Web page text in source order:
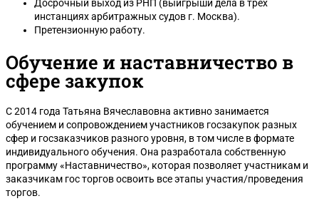
Досрочный выход из РНП (выигрыши дела в трех
инстанциях арбитражных судов г. Москва).
Претензионную работу.
Обучение и наставничество в
сфере закупок
С 2014 года Татьяна Вячеславовна активно занимается
обучением и сопровождением участников госзакупок разных
сфер и госзаказчиков разного уровня, в том числе в формате
индивидуального обучения. Она разработала собственную
программу «Наставничество», которая позволяет участникам и
заказчикам гос торгов освоить все этапы участия/проведения
торгов.